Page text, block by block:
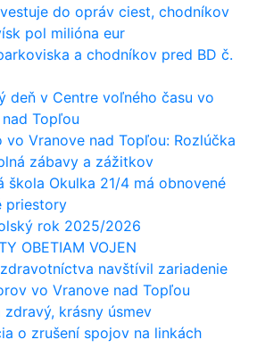
do opráv ciest, chodníkov
pol milióna eur
a chodníkov pred BD č.
deň v Centre voľného času vo
Topľou
vo Vranove nad Topľou: Rozlúčka
zábavy a zážitkov
škola Okulka 21/4 má obnovené
priestory
rok 2025/2026
OBETIAM VOJEN
navštívil zariadenie
vo Vranove nad Topľou
zdravý, krásny úsmev
o zrušení spojov na linkách